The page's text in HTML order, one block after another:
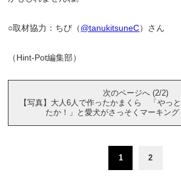
○取材協力：ちび（@tanukitsuneC）さん
（Hint-Pot編集部）
次のページへ (2/2)
【写真】大人6人で作ったかまくら 「やっ
たか！」と愛犬がさっそくマーキン
1 2